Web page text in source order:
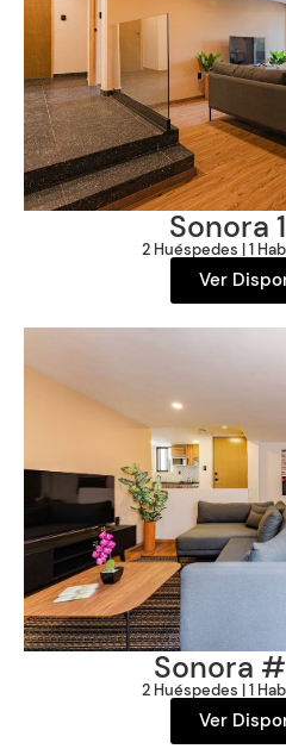
Sonora
2 Huéspedes | 1
Ver
Sonora
2 Huéspedes | 1
Ver